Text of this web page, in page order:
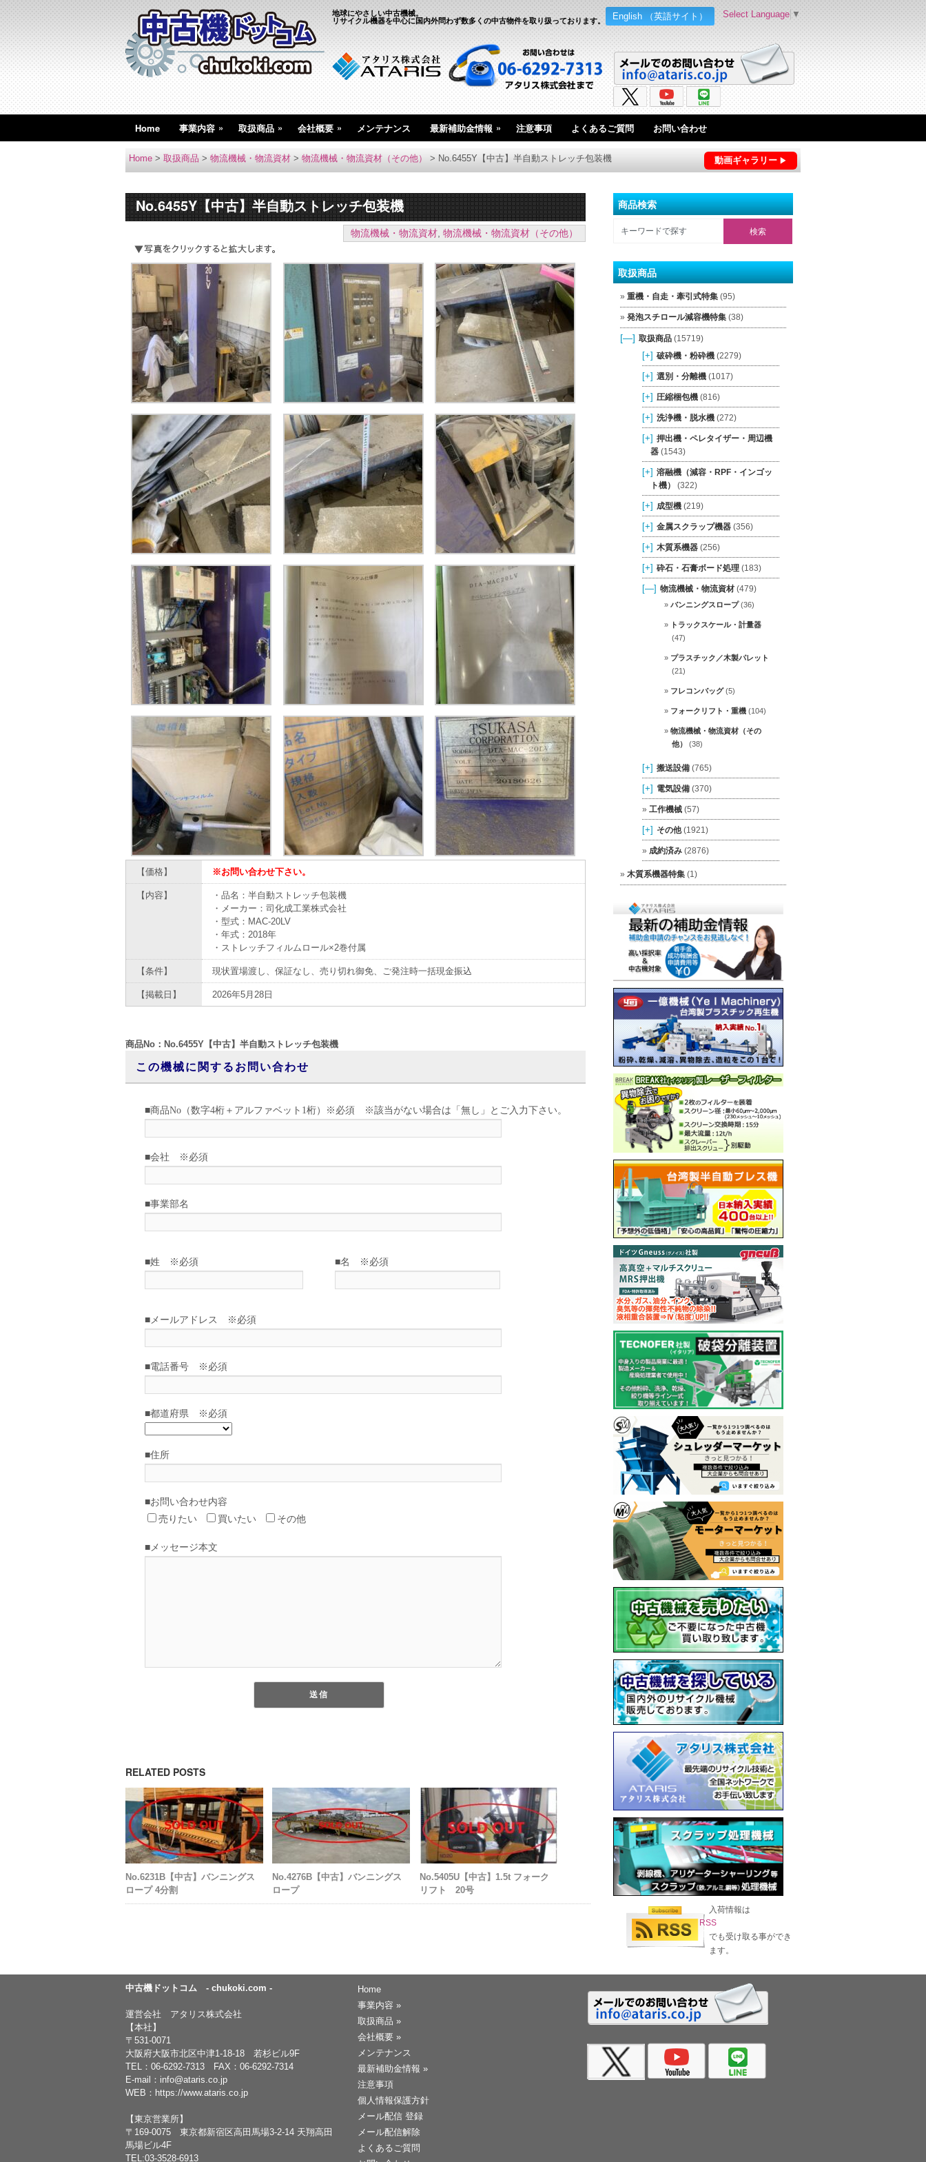
English （英語サイト）
地球にやさしい中古機械。
リサイクル機器を中心に国内外問わず数多くの中古物件を取り扱っております。
Select Language ▼
Home 事業内容 » 取扱商品 » 会社概要 » メンテナンス 最新補助金情報 » 注意事項 よくあるご質問 お問い合わせ
動画ギャラリー
Home > 取扱商品 > 物流機械・物流資材 > 物流機械・物流資材（その他） > No.6455Y【中古】半自動ストレッチ包装機
No.6455Y【中古】半自動ストレッチ包装機
物流機械・物流資材,物流機械・物流資材（その他）
【価格】 ※お問い合わせ下さい。
【内容】
・品名：半自動ストレッチ包装機
・メーカー：司化成工業株式会社
・型式：MAC-20LV
・年式：2018年
・ストレッチフィルムロール×2巻付属
【条件】 現状置場渡し、保証なし、売り切れ御免、ご発注時一括現金振込
【掲載日】 2026年5月28日
商品No：No.6455Y【中古】半自動ストレッチ包装機
この機械に関するお問い合わせ
RELATED POSTS
No.6231B【中古】バンニングス
ロープ 4分割
No.4276B【中古】バンニングス
ロープ
No.5405U【中古】1.5t フォーク
リフト 20号
商品検索
取扱商品
重機・自走・牽引式特集(95)
発泡スチロール減容機特集(38)
[—] 取扱商品(15719)
[+] 破砕機・粉砕機(2279)
[+] 選別・分離機(1017)
[+] 圧縮梱包機(816)
[+] 洗浄機・脱水機(272)
[+] 押出機・ペレタイザー・周辺機
器(1543)
[+] 溶融機（減容・RPF・インゴッ
ト機）
(322)
[+] 成型機(219)
[+] 金属スクラップ機器(356)
[+] 木質系機器(256)
[+] 砕石・石膏ボード処理(183)
[—] 物流機械・物流資材(479)
バンニングスロープ(36)
トラックスケール・計量器
(47)
プラスチック／木製パレット
(21)
フレコンバッグ(5)
フォークリフト・重機(104)
物流機械・物流資材（その
他）
(38)
[+] 搬送設備(765)
[+] 電気設備(370)
工作機械(57)
[+] その他(1921)
成約済み(2876)
木質系機器特集(1)
入荷情報は
RSS
でも受け取る事ができ
ます。
中古機ドットコム - chukoki.com -
運営会社 アタリス株式会社
【本社】
〒531-0071
大阪府大阪市北区中津1-18-18 若杉ビル9F
TEL： 06-6292-7313 FAX：06-6292-7314
E-mail： info@ataris.co.jp
WEB： https://www.ataris.co.jp
【東京営業所】
〒169-0075 東京都新宿区高田馬場3-2-14 天翔高田
馬場ビル4F
TEL:03-3528-6913
Home
事業内容 »
取扱商品 »
会社概要 »
メンテナンス
最新補助金情報 »
注意事項
個人情報保護方針
メール配信 登録
メール配信解除
よくあるご質問